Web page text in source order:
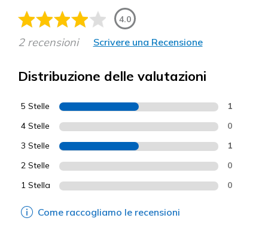
4.0
2 recensioni Scrivere una Recensione
Distribuzione delle valutazioni
5 Stelle 1
4 Stelle 0
3 Stelle 1
2 Stelle 0
1 Stella 0
Come raccogliamo le recensioni